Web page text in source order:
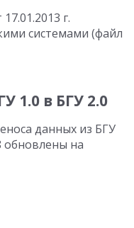
г.
системами (файл
1.0 в БГУ 2.0
данных из БГУ
обновлены на